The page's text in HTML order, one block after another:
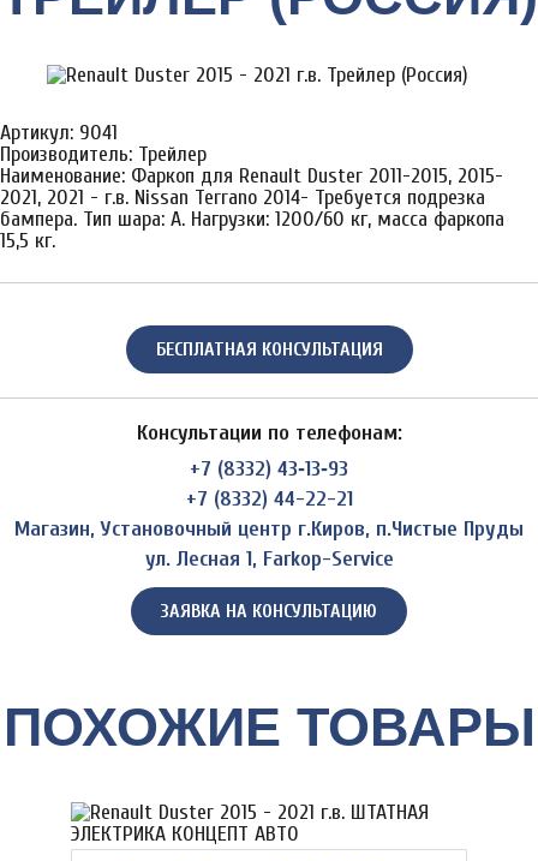
Артикул: 9041
Производитель: Трейлер
Наименование: Фаркоп для Renault Duster 2011-2015, 2015-
2021, 2021 - г.в. Nissan Terrano 2014- Требуется подрезка
бампера. Тип шара: A. Нагрузки: 1200/60 кг, масса фаркопа
15,5 кг.
БЕСПЛАТНАЯ КОНСУЛЬТАЦИЯ
Консультации по телефонам:
+7 (8332) 43‑13‑93
+7 (8332) 44-22-21
Магазин, Установочный центр г.Киров, п.Чистые Пруды
ул. Лесная 1, Farkop-Service
ЗАЯВКА НА КОНСУЛЬТАЦИЮ
ПОХОЖИЕ ТОВАРЫ